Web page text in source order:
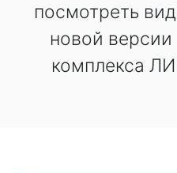
посмотреть
новой
комплекса